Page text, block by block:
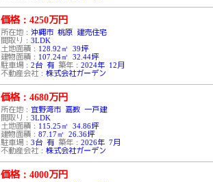
価格：4250万円
所在地：沖縄市 桃原 建売住宅
間取り：3LDK
土地面積： 128.92㎡ 39坪
建物面積： 107.24㎡ 32.44坪
駐車場：2台 有 築年：2024年 12月
不動産会社：株式会社ガーデン
価格：4680万円
所在地： 宜野湾市 嘉数 一戸建
間取り：3LDK
土地面積： 115.25㎡ 34.86坪
建物面積：87.17㎡ 26.36坪
駐車場：3台 有 築年：2026年 7月
不動産会社：株式会社ガーデン
価格：4000万円